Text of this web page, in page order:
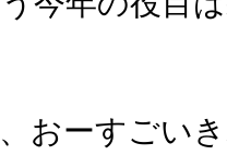
おーすごい